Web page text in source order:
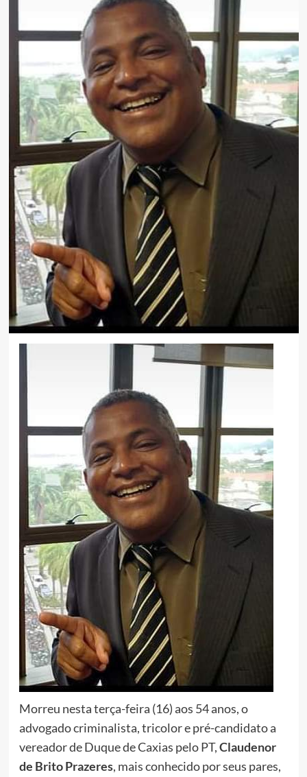
Morreu nesta terça-feira (16) aos 54 anos, o
advogado criminalista, tricolor e pré-candidato a
vereador de Duque de Caxias pelo PT,Claudenor
de Brito Prazeres, mais conhecido por seus pares,